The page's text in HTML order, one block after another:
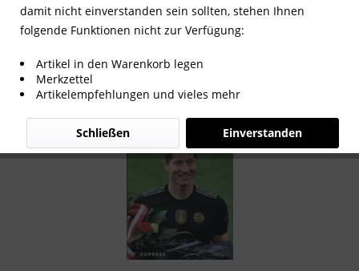
Übersicht Fußball in Deutschland
damit nicht einverstanden sein sollten, stehen Ihnen
folgende Funktionen nicht zur Verfügung:
Artikel in den Warenkorb legen
Merkzettel
Artikelempfehlungen und vieles mehr
Einverstanden
Schließen